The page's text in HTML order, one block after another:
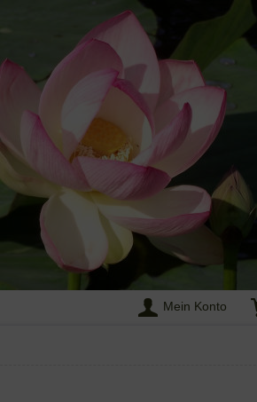
Mein Konto